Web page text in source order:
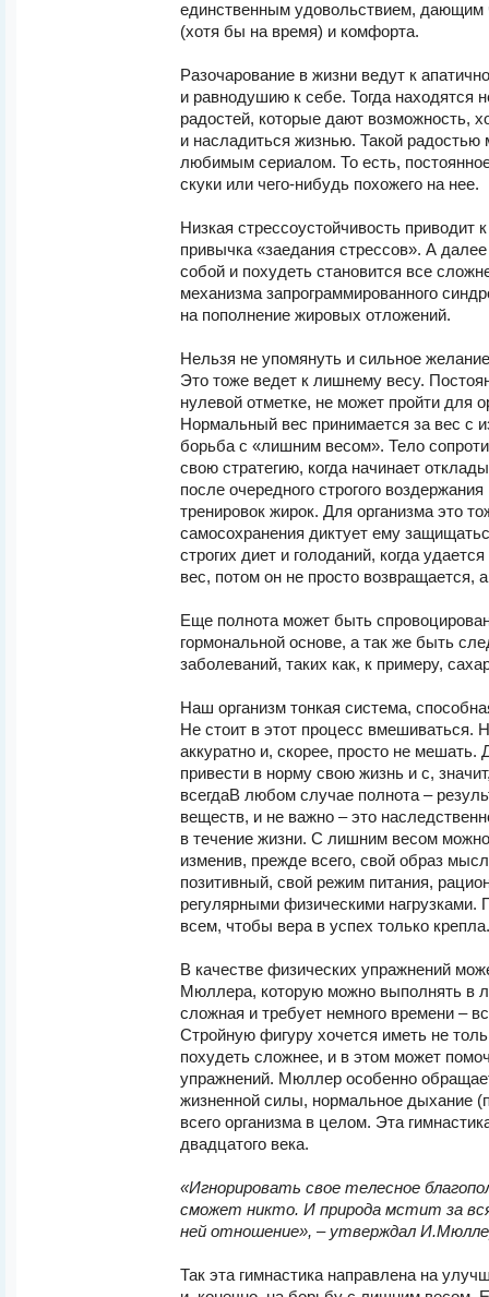
единственным удовольствием, дающим
(хотя бы на время) и комфорта.
Разочарование в жизни ведут к
и равнодушию к себе. Тогда находятся
радостей, которые дают возможность,
и насладиться жизнью. Такой
любимым сериалом. То есть,
скуки или чего-нибудь похожего на нее.
Низкая стрессоустойчивость приводит
привычка «заедания стрессов». А
собой и похудеть становится все
механизма запрограммированного
на пополнение жировых отложений.
Нельзя не упомянуть и сильное
Это тоже ведет к лишнему весу.
нулевой отметке, не может пройти для
Нормальный вес принимается за вес с
борьба с «лишним весом». Тело
свою стратегию, когда начинает
после очередного строгого
тренировок жирок. Для организма это
самосохранения диктует ему
строгих диет и голоданий, когда
вес, потом он не просто возвращается,
Еще полнота может быть
гормональной основе, а так же быть
заболеваний, таких как, к примеру,
Наш организм тонкая система,
Не стоит в этот процесс вмешиваться.
аккуратно и, скорее, просто не мешать.
привести в норму свою жизнь и с,
всегдаВ любом случае полнота –
веществ, и не важно – это
в течение жизни. С лишним весом
изменив, прежде всего, свой образ
позитивный, свой режим питания,
регулярными физическими нагрузками.
всем, чтобы вера в успех только крепла.
В качестве физических упражнений
Мюллера, которую можно выполнять в
сложная и требует немного времени –
Стройную фигуру хочется иметь не
похудеть сложнее, и в этом может
упражнений. Мюллер особенно
жизненной силы, нормальное дыхание
всего организма в целом. Эта
двадцатого века.
«Игнорировать свое телесное
сможет никто. И природа мстит за
ней отношение», – утверждал
Так эта гимнастика направлена на